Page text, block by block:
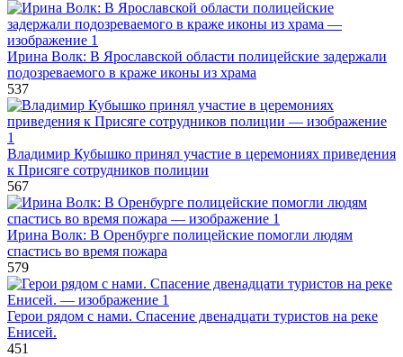
Ирина Волк: В Ярославской области полицейские задержали
подозреваемого в краже иконы из храма
537
Владимир Кубышко принял участие в церемониях приведения
к Присяге сотрудников полиции
567
Ирина Волк: В Оренбурге полицейские помогли людям
спастись во время пожара
579
Герои рядом с нами. Спасение двенадцати туристов на реке
Енисей.
451